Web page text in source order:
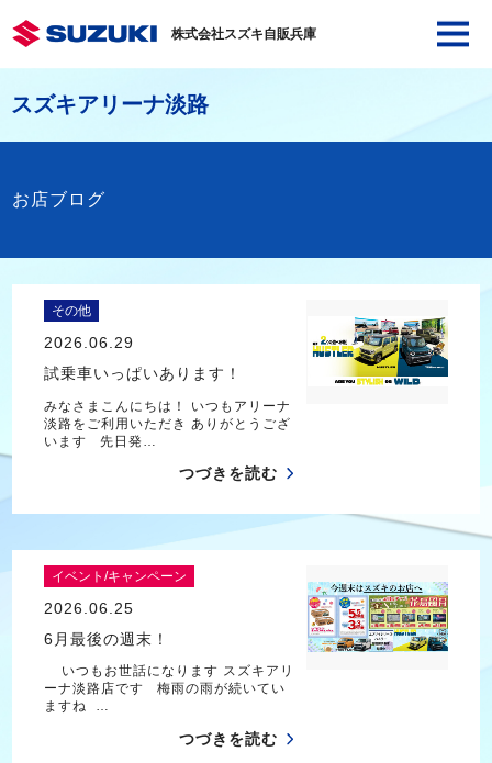
株式会社スズキ自販兵庫
スズキアリーナ淡路
お店ブログ
その他
2026.06.29
試乗車いっぱいあります！
みなさまこんにちは！ いつもアリーナ
淡路をご利用いただき ありがとうござ
います 先日発…
つづきを読む
イベント/キャンペーン
2026.06.25
6月最後の週末！
いつもお世話になります スズキアリ
ーナ淡路店です 梅雨の雨が続いてい
ますね …
つづきを読む